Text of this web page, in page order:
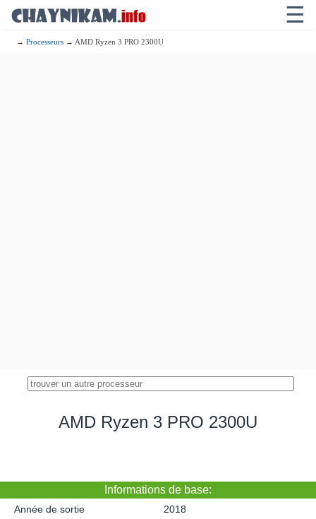
☰
→Processeurs → AMD Ryzen 3 PRO 2300U
AMD Ryzen 3 PRO 2300U
Informations de base:
Année de sortie
2018